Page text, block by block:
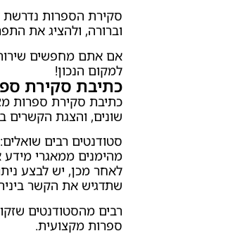
סקירת הספרות נדרשת
וברורה, ולהציג את
אם אתם מחפשים
למקום הנכון!
כתיבת סקירת
כתיבת סקירת ספרות
שונים, והצגת הקשרים
סטודנטים רבים
לאחר מכן, יש לבצע
שתדגיש את הקשר
רבים מהסטודנטים
ספרות מקצועית.